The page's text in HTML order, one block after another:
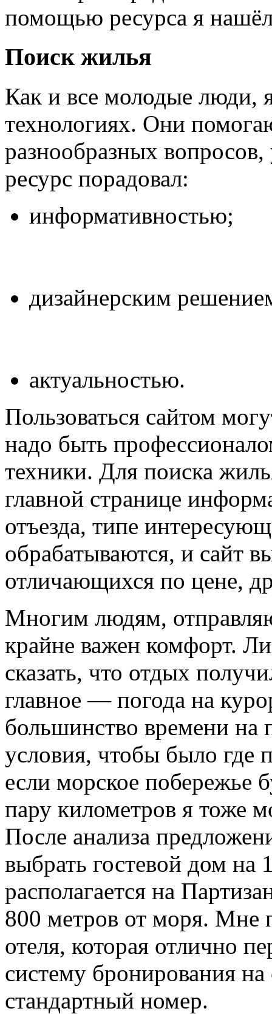
помощью ресурса я
Поиск жилья
Как и все молодые люди,
технологиях. Они
разнообразных
ресурс порадовал:
информативностью;
дизайнерским
актуальностью.
Пользоваться сайтом
надо быть
техники. Для поиска
главной странице
отъезда, типе
обрабатываются, и сайт
отличающихся по цене,
Многим людям,
крайне важен комфорт.
сказать, что отдых
главное — погода на
большинство времени
условия, чтобы было где
если морское побережье
пару километров я тоже
После анализа
выбрать гостевой дом на
располагается на
800 метров от моря. Мне
отеля, которая отлично
систему бронирования на
стандартный номер.